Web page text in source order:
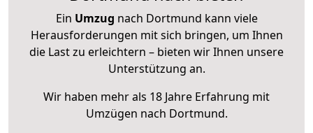
Ein Umzug nach Dortmund kann viele
Herausforderungen mit sich bringen, um Ihnen
die Last zu erleichtern – bieten wir Ihnen unsere
Unterstützung an.
Wir haben mehr als 18 Jahre Erfahrung mit
Umzügen nach Dortmund.